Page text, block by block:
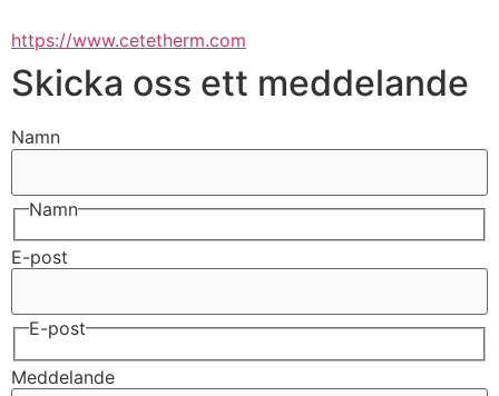
https://www.cetetherm.com
Skicka oss ett meddelande
Namn
Namn
E-post
E-post
Meddelande